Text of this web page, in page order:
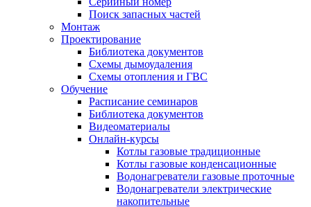
Поиск запасных частей
Монтаж
Проектирование
Библиотека документов
Схемы дымоудаления
Схемы отопления и ГВС
Обучение
Расписание семинаров
Библиотека документов
Видеоматериалы
Онлайн-курсы
Котлы газовые традиционные
Котлы газовые конденсационные
Водонагреватели газовые проточные
Водонагреватели электрические
накопительные